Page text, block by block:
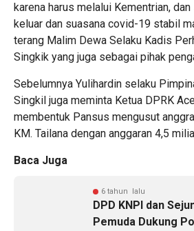
karena harus melalui Kementrian,
keluar dan suasana covid-19 stabil
terang Malim Dewa Selaku Kadis
Singkik yang juga sebagai pihak
Sebelumnya Yulihardin selaku
Singkil juga meminta Ketua DPRK
membentuk Pansus mengusut
KM. Tailana dengan anggaran 4,5
Baca Juga
6 tahun lalu
DPD KNPI dan
Pemuda Dukung